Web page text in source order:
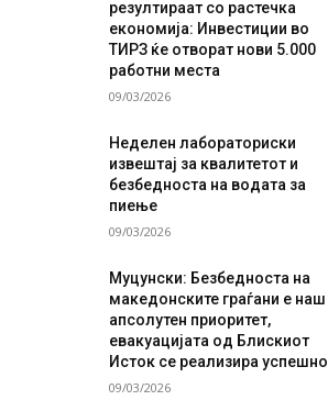
резултираат со растечка
економија: Инвестиции во
ТИРЗ ќе отворат нови 5.000
работни места
09/03/2026
Неделен лабораториски
извештај за квалитетот и
безбедноста на водата за
пиење
09/03/2026
Муцунски: Безбедноста на
македонските граѓани е наш
апсолутен приоритет,
евакуацијата од Блискиот
Исток се реализира успешно
09/03/2026